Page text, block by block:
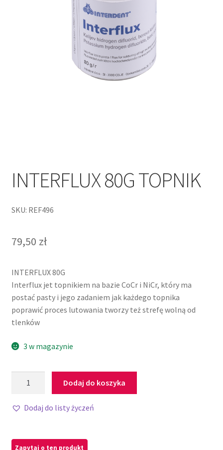
INTERFLUX 80G TOPNIK
SKU: REF496
79,50 zł
INTERFLUX 80G
Interflux jet topnikiem na bazie CoCr i NiCr, który ma
postać pasty i jego zadaniem jak każdego topnika
poprawić proces lutowania tworzy też strefę wolną od
tlenków
3 w magazynie
Dodaj do koszyka
Dodaj do listy życzeń